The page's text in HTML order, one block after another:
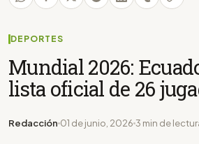
DEPORTES
Mundial 2026:
lista oficial de 26
Redacción 01 de junio, 2026 3 min de